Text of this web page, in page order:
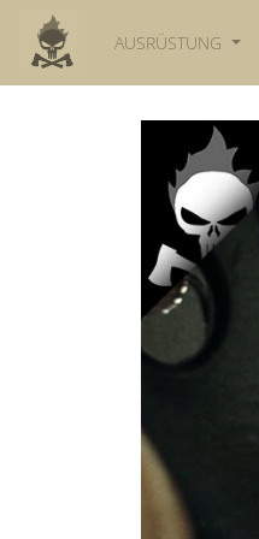
AUSRÜSTUNG